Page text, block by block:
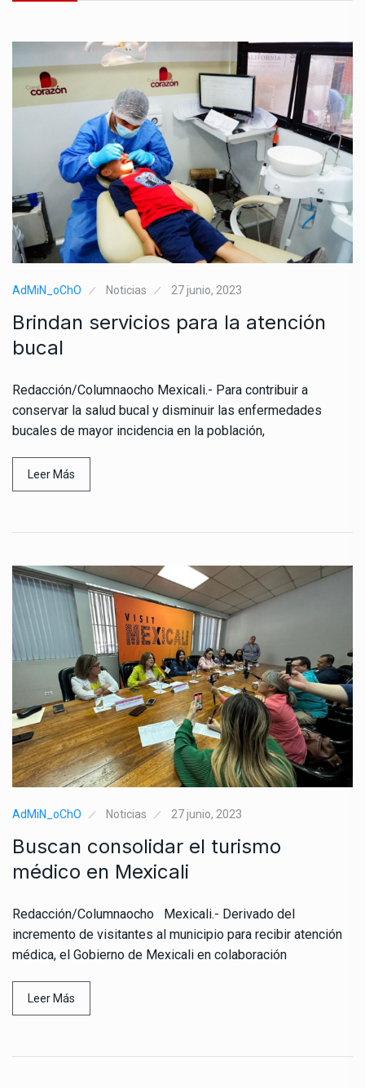
AdMiN_oChO Noticias 27 junio, 2023
Brindan servicios para la atención
bucal
Redacción/Columnaocho Mexicali.- Para contribuir a
conservar la salud bucal y disminuir las enfermedades
bucales de mayor incidencia en la población,
Leer Más
AdMiN_oChO Noticias 27 junio, 2023
Buscan consolidar el turismo
médico en Mexicali
Redacción/Columnaocho Mexicali.- Derivado del
incremento de visitantes al municipio para recibir atención
médica, el Gobierno de Mexicali en colaboración
Leer Más